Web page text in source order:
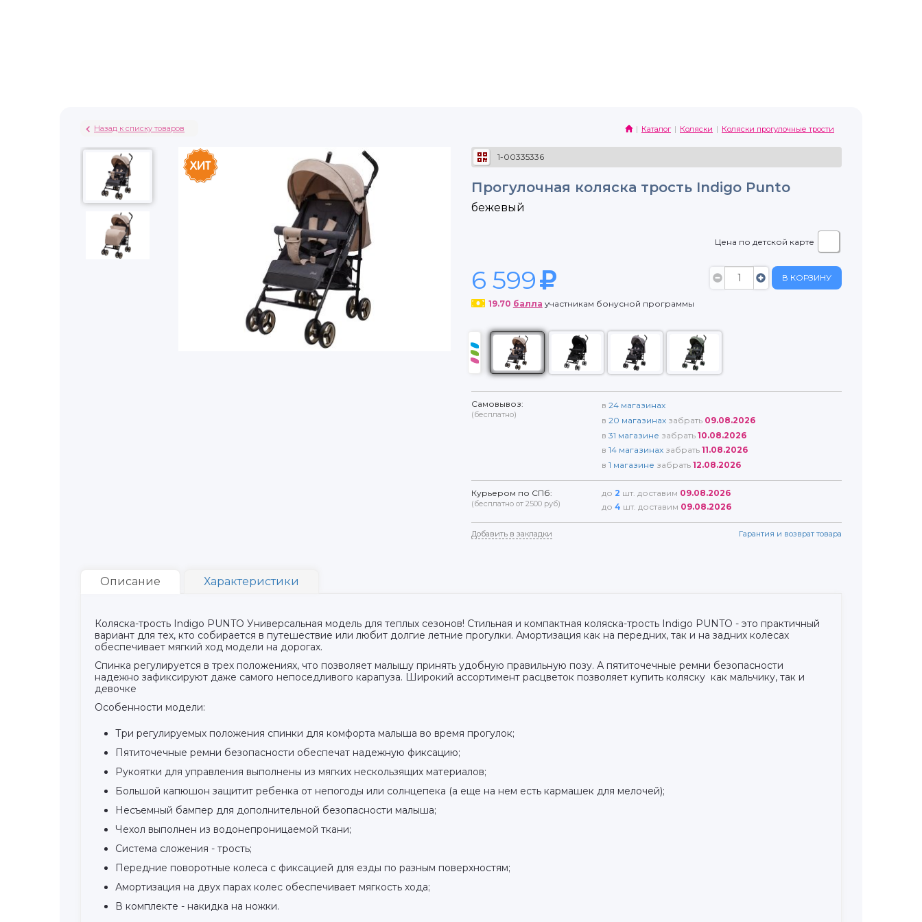
Назад к списку товаров Каталог Коляски Коляски прогулочные трости
1-00335336
Прогулочная коляска трость Indigo Punto
бежевый
Цена по детской карте
6 599 В КОРЗИНУ
19.70 балла участникам бонусной программы
Самовывоз:
(бесплатно)
в 24 магазинах
в 20 магазинах забрать 09.08.2026
в 31 магазине забрать 10.08.2026
в 14 магазинах забрать 11.08.2026
в 1 магазине забрать 12.08.2026
Курьером по СПб:
(бесплатно от 2500 руб)
до 2 шт. доставим 09.08.2026
до 4 шт. доставим 09.08.2026
Добавить в закладки Гарантия и возврат товара
Описание Характеристики
Коляска-трость Indigo PUNTO Универсальная модель для теплых сезонов! Стильная и компактная коляска-трость Indigo PUNTO - это практичный
вариант для тех, кто собирается в путешествие или любит долгие летние прогулки. Амортизация как на передних, так и на задних колесах
обеспечивает мягкий ход модели на дорогах.
Спинка регулируется в трех положениях, что позволяет малышу принять удобную правильную позу. А пятиточечные ремни безопасности
надежно зафиксируют даже самого непоседливого карапуза. Широкий ассортимент расцветок позволяет купить коляску как мальчику, так и
девочке
Особенности модели:
Три регулируемых положения спинки для комфорта малыша во время прогулок;
Пятиточечные ремни безопасности обеспечат надежную фиксацию;
Рукоятки для управления выполнены из мягких нескользящих материалов;
Большой капюшон защитит ребенка от непогоды или солнцепека (а еще на нем есть кармашек для мелочей);
Несъемный бампер для дополнительной безопасности малыша;
Чехол выполнен из водонепроницаемой ткани;
Система сложения - трость;
Передние поворотные колеса с фиксацией для езды по разным поверхностям;
Амортизация на двух парах колес обеспечивает мягкость хода;
В комплекте - накидка на ножки.